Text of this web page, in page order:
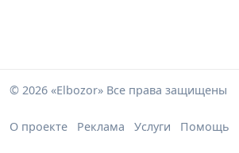
© 2026 «Elbozor» Все права защищены
О проекте Реклама Услуги Помощь